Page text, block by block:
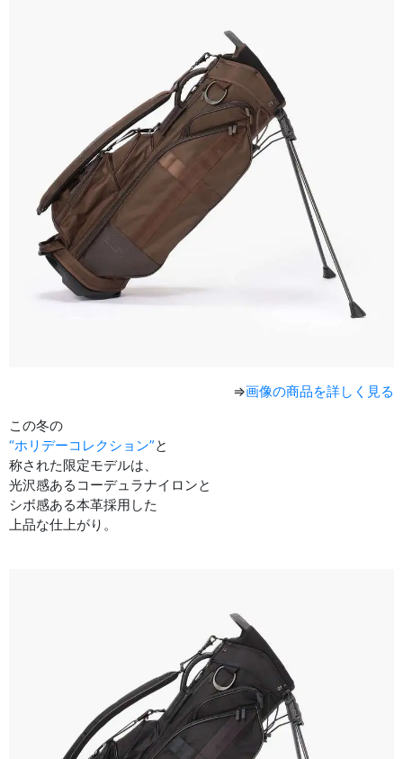
⇒画像の商品を詳しく見る
この冬の
“ホリデーコレクション”と
称された限定モデルは、
光沢感あるコーデュラナイロンと
シボ感ある本革採用した
上品な仕上がり。